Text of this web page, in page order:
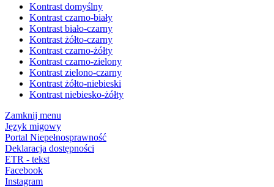
Kontrast domyślny
Kontrast czarno-biały
Kontrast biało-czarny
Kontrast żółto-czarny
Kontrast czarno-żółty
Kontrast czarno-zielony
Kontrast zielono-czarny
Kontrast żółto-niebieski
Kontrast niebiesko-żółty
Zamknij menu
Język migowy
Portal Niepełnosprawność
Deklaracja dostępności
ETR - tekst
Facebook
Instagram